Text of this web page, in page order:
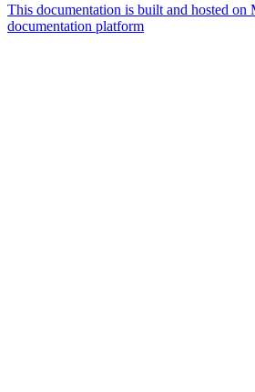
This documentation is built and hosted on
documentation platform